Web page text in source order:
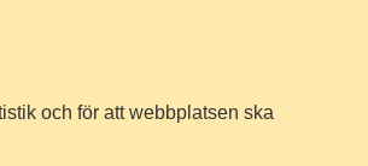
och för att webbplatsen ska